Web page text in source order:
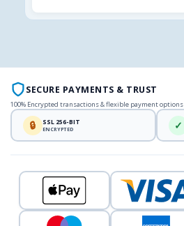
SECURE PAYMENTS & TRUST
100% Encrypted transactions & flexible payment options
🔒 SSL 256-BIT
ENCRYPTED ✓